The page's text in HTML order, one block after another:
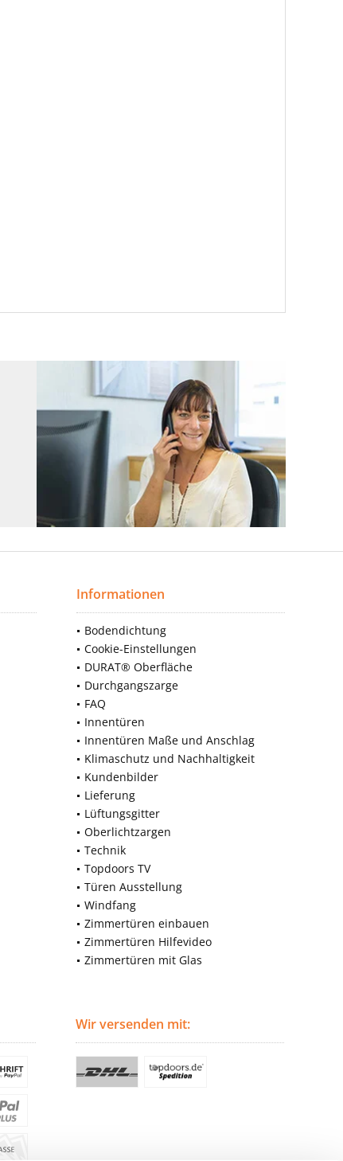
Informationen
Bodendichtung
Cookie-Einstellungen
DURAT® Oberfläche
Durchgangszarge
FAQ
Innentüren
Innentüren Maße und Anschlag
Klimaschutz und Nachhaltigkeit
Kundenbilder
Lieferung
Lüftungsgitter
Oberlichtzargen
Technik
Topdoors TV
Türen Ausstellung
Windfang
Zimmertüren einbauen
Zimmertüren Hilfevideo
Zimmertüren mit Glas
Wir versenden mit: